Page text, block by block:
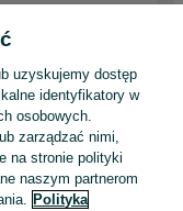
jadalnia
6 krzeseł
uzyskujemy dostęp
identyfikatory w
osobowych.
zarządzać nimi,
na stronie polityki
naszym partnerom
Polityka